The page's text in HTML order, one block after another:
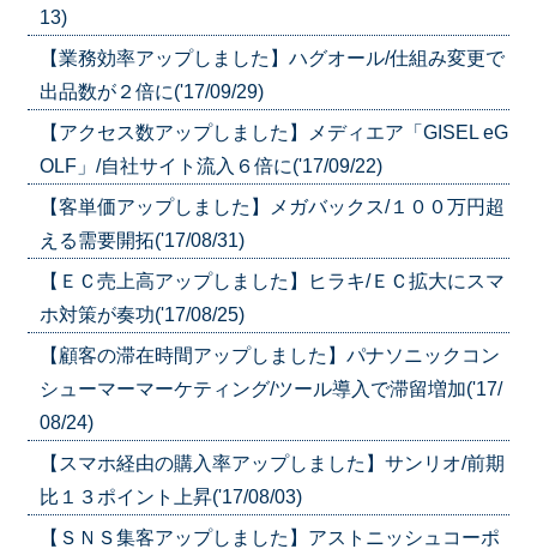
13)
【業務効率アップしました】ハグオール/仕組み変更で
出品数が２倍に('17/09/29)
【アクセス数アップしました】メディエア「GISEL eG
OLF」/自社サイト流入６倍に('17/09/22)
【客単価アップしました】メガバックス/１００万円超
える需要開拓('17/08/31)
【ＥＣ売上高アップしました】ヒラキ/ＥＣ拡大にスマ
ホ対策が奏功('17/08/25)
【顧客の滞在時間アップしました】パナソニックコン
シューマーマーケティング/ツール導入で滞留増加('17/
08/24)
【スマホ経由の購入率アップしました】サンリオ/前期
比１３ポイント上昇('17/08/03)
【ＳＮＳ集客アップしました】アストニッシュコーポ